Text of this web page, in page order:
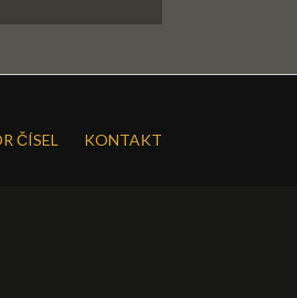
ČÍSEL
KONTAKT